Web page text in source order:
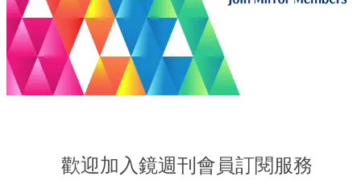
歡迎加入鏡週刊會員訂閱服務